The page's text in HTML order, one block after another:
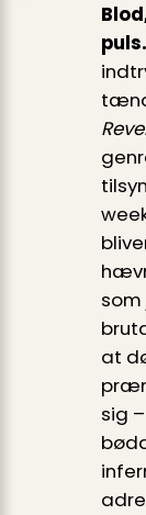
puls.
at
sig